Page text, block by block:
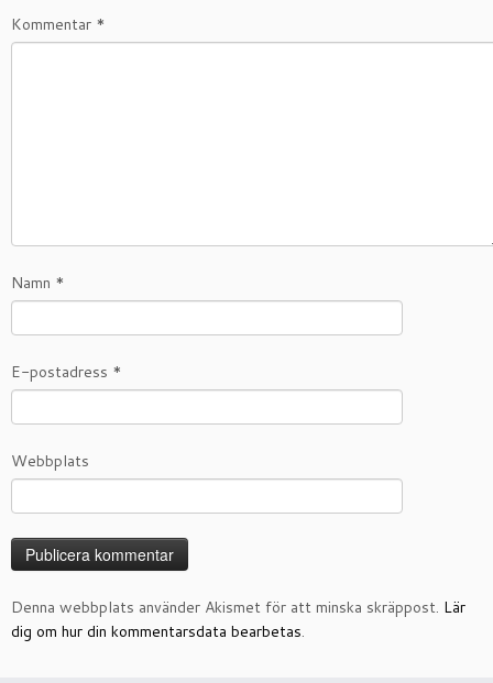
Kommentar *
Namn *
E-postadress *
Webbplats
Denna webbplats använder Akismet för att minska skräppost. Lär
dig om hur din kommentarsdata bearbetas.